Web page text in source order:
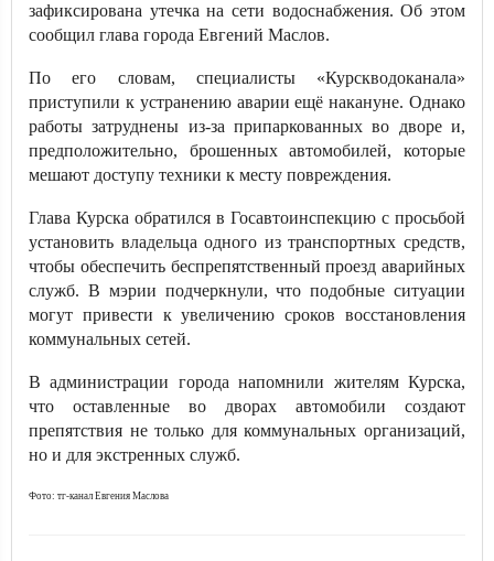
зафиксирована утечка на сети водоснабжения. Об этом
сообщил глава города Евгений Маслов.
По его словам, специалисты «Курскводоканала»
приступили к устранению аварии ещё накануне. Однако
работы затруднены из-за припаркованных во дворе и,
предположительно, брошенных автомобилей, которые
мешают доступу техники к месту повреждения.
Глава Курска обратился в Госавтоинспекцию с просьбой
установить владельца одного из транспортных средств,
чтобы обеспечить беспрепятственный проезд аварийных
служб. В мэрии подчеркнули, что подобные ситуации
могут привести к увеличению сроков восстановления
коммунальных сетей.
В администрации города напомнили жителям Курска,
что оставленные во дворах автомобили создают
препятствия не только для коммунальных организаций,
но и для экстренных служб.
Фото: тг-канал Евгения Маслова